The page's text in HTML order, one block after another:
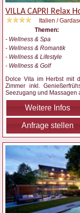
VILLA CAPRI Relax
Italien /
Themen:
- Wellness & Spa
- Wellness & Romantik
- Wellness & Lifestyle
- Wellness & Golf
Dolce Vita im Herbst mit
Zimmer inkl.
Seezugang und Massagen
Weitere Infos
Anfrage stellen